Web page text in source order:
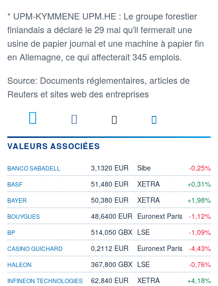
* UPM-KYMMENE UPM.HE : Le groupe forestier
finlandais a déclaré le 29 mai qu'il fermerait une
usine de papier journal et une machine à papier fin
en Allemagne, ce qui affecterait 345 emplois.
Source: Documents réglementaires, articles de
Reuters et sites web des entreprises
VALEURS ASSOCIÉES
BANCO SABADELL 3,1320 EUR Sibe -0,25%
BASF 51,480 EUR XETRA +0,31%
BAYER 50,380 EUR XETRA +1,98%
BOUYGUES 48,6400 EUR Euronext Paris -1,12%
BP 514,050 GBX LSE -1,09%
CASINO GUICHARD 0,2112 EUR Euronext Paris -4,43%
HALEON 367,800 GBX LSE -0,76%
INFINEON TECHNOLOGIES 62,840 EUR XETRA +4,18%